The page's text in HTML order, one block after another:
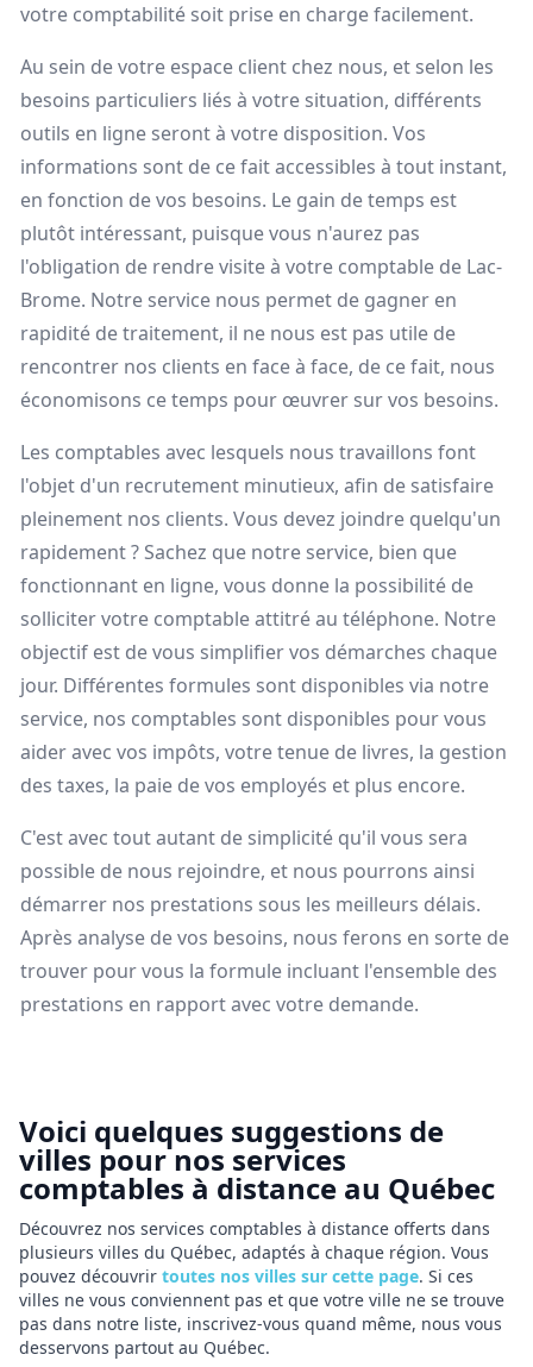
votre comptabilité soit prise en charge facilement.
Au sein de votre espace client chez nous, et selon les
besoins particuliers liés à votre situation, différents
outils en ligne seront à votre disposition. Vos
informations sont de ce fait accessibles à tout instant,
en fonction de vos besoins. Le gain de temps est
plutôt intéressant, puisque vous n'aurez pas
l'obligation de rendre visite à votre comptable de Lac-
Brome. Notre service nous permet de gagner en
rapidité de traitement, il ne nous est pas utile de
rencontrer nos clients en face à face, de ce fait, nous
économisons ce temps pour œuvrer sur vos besoins.
Les comptables avec lesquels nous travaillons font
l'objet d'un recrutement minutieux, afin de satisfaire
pleinement nos clients. Vous devez joindre quelqu'un
rapidement ? Sachez que notre service, bien que
fonctionnant en ligne, vous donne la possibilité de
solliciter votre comptable attitré au téléphone. Notre
objectif est de vous simplifier vos démarches chaque
jour. Différentes formules sont disponibles via notre
service, nos comptables sont disponibles pour vous
aider avec vos impôts, votre tenue de livres, la gestion
des taxes, la paie de vos employés et plus encore.
C'est avec tout autant de simplicité qu'il vous sera
possible de nous rejoindre, et nous pourrons ainsi
démarrer nos prestations sous les meilleurs délais.
Après analyse de vos besoins, nous ferons en sorte de
trouver pour vous la formule incluant l'ensemble des
prestations en rapport avec votre demande.
Voici quelques suggestions de
villes pour nos services
comptables à distance au Québec
Découvrez nos services comptables à distance offerts dans
plusieurs villes du Québec, adaptés à chaque région. Vous
pouvez découvrir toutes nos villes sur cette page. Si ces
villes ne vous conviennent pas et que votre ville ne se trouve
pas dans notre liste, inscrivez-vous quand même, nous vous
desservons partout au Québec.